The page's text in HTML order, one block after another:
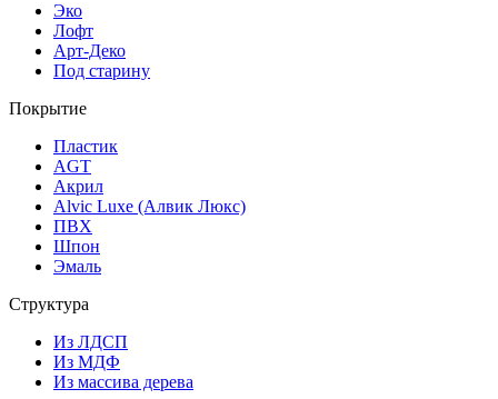
Эко
Лофт
Арт-Деко
Под старину
Покрытие
Пластик
AGT
Акрил
Alvic Luxe (Алвик Люкс)
ПВХ
Шпон
Эмаль
Структура
Из ЛДСП
Из МДФ
Из массива дерева